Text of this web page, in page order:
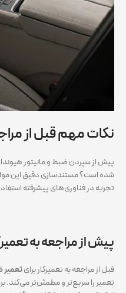
نکات مهم قبل از
پیش از سپردن ضبط و مانیتور
شده است؟ مستندسازی دقیق این
تجربه در فناوری‌های پیشرفته
پیش از مراجعه به
قبل از مراجعه به تعمیرکار برایتعمیر
تعمیر را سریع‌تر و مطمئن‌تر می‌کند.